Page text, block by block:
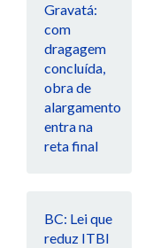
Gravatá:
com
dragagem
concluída,
obra de
alargamento
entra na
reta final
BC: Lei que
reduz ITBI